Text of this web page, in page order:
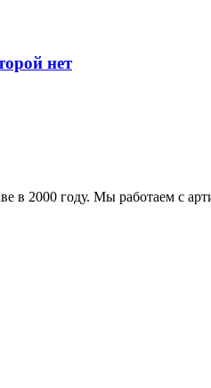
нет
в 2000 году. Мы работаем с